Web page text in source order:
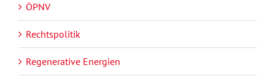
ÖPNV
Rechtspolitik
Regenerative Energien